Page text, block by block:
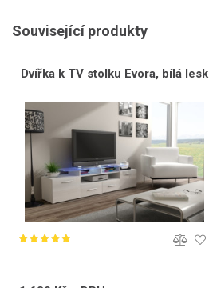
Související produkty
Dvířka k TV stolku Evora, bílá lesk